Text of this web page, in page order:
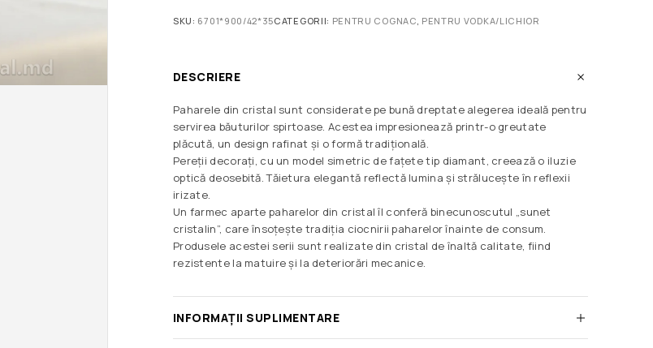
SKU: 6701*900/42*35CATEGORII: PENTRU COGNAC, PENTRU VODKA/LICHIOR
DESCRIERE
Paharele din cristal sunt considerate pe bună dreptate alegerea ideală pentru
servirea băuturilor spirtoase. Acestea impresionează printr-o greutate
plăcută, un design rafinat și o formă tradițională.
Pereții decorați, cu un model simetric de fațete tip diamant, creează o iluzie
optică deosebită. Tăietura elegantă reflectă lumina și strălucește în reflexii
irizate.
Un farmec aparte paharelor din cristal îl conferă binecunoscutul „sunet
cristalin”, care însoțește tradiția ciocnirii paharelor înainte de consum.
Produsele acestei serii sunt realizate din cristal de înaltă calitate, fiind
rezistente la matuire și la deteriorări mecanice.
INFORMAȚII SUPLIMENTARE